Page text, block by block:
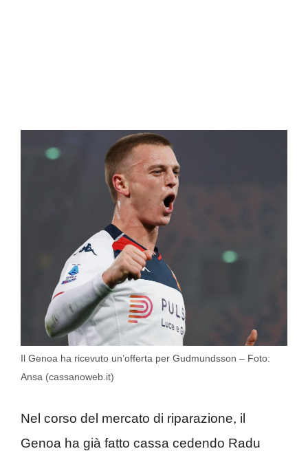
Il Genoa ha ricevuto un’offerta per Gudmundsson – Foto:
Ansa (cassanoweb.it)
Nel corso del mercato di riparazione, il
Genoa ha già fatto cassa cedendo Radu